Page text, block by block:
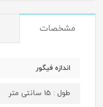
مشخصات
اندازه فیگور
طول : 15 سانتی متر